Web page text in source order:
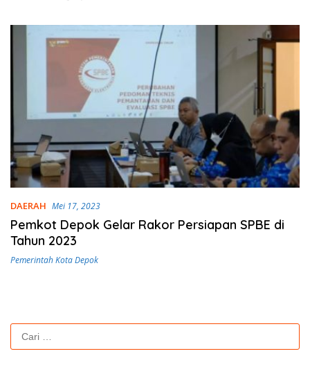
DAERAH Mei 17, 2023
Pemkot Depok Gelar Rakor Persiapan SPBE di
Tahun 2023
Pemerintah Kota Depok
Cari
untuk: